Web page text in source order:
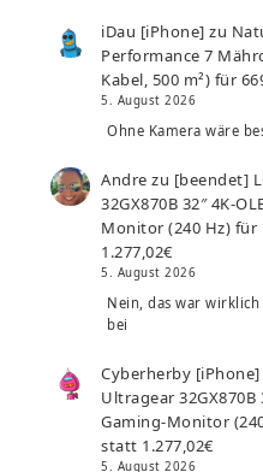
iDau [iPhone] zu
Performance 7
Kabel, 500 m²) für
5. August 2026
Ohne Kamera wäre
Andre zu [beendet]
32GX870B 32″ 4K-
Monitor (240 Hz) für
1.277,02€
5. August 2026
Nein, das war
bei
Cyberherby [iPhone]
Ultragear 32GX870B
Gaming-Monitor
statt 1.277,02€
5. August 2026